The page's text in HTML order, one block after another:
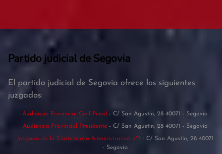
Partido judicial de Segovia
El partido judicial de Segovia ofrece los siguientes
juzgados:
Audiencia Provincial Civil-Penal - C/ San Agustín, 28 40071 - Segovia
Audiencia Provincial Presidente - C/ San Agustín, 28 40071 - Segovia
Juzgado de lo Contencioso-Administrativo nº1 - C/ San Agustín, 28 40071
- Segovia